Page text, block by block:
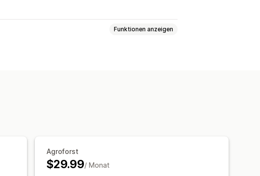
Funktionen anzeigen
Agroforst
$29.99/ Monat